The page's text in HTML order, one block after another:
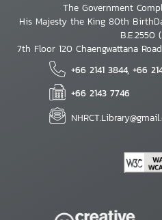
The Government
His Majesty the King 80th
B.E.2550
7th Floor 120 Chaengwattana
+66 2141 3844, +66
+66 2143 7746